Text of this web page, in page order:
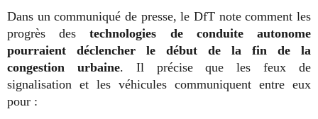
Dans un communiqué de presse, le DfT note comment les
progrès des technologies de conduite autonome
pourraient déclencher le début de la fin de la
congestion urbaine. Il précise que les feux de
signalisation et les véhicules communiquent entre eux
pour :